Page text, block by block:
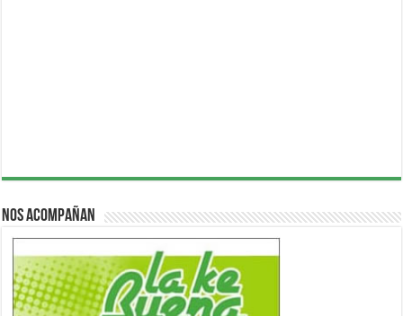
Nos acompañan